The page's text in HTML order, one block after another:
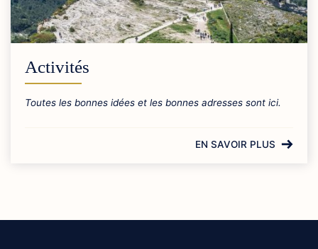
Activités
Toutes les bonnes idées et les bonnes adresses sont ici.
EN SAVOIR PLUS